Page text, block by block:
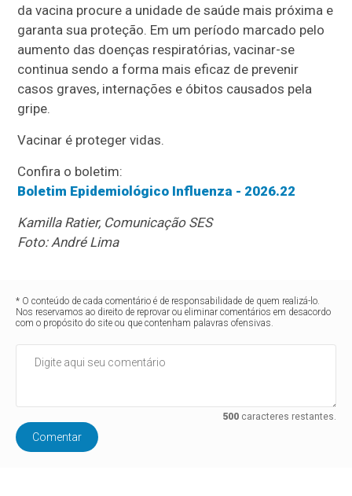
da vacina procure a unidade de saúde mais próxima e
garanta sua proteção. Em um período marcado pelo
aumento das doenças respiratórias, vacinar-se
continua sendo a forma mais eficaz de prevenir
casos graves, internações e óbitos causados pela
gripe.
Vacinar é proteger vidas.
Confira o boletim:
Boletim Epidemiológico Influenza - 2026.22
Kamilla Ratier, Comunicação SES
Foto: André Lima
* O conteúdo de cada comentário é de responsabilidade de quem realizá-lo.
Nos reservamos ao direito de reprovar ou eliminar comentários em desacordo
com o propósito do site ou que contenham palavras ofensivas.
500caracteres restantes.
Comentar